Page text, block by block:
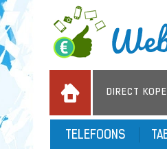
DIRECT
TELEFOONS